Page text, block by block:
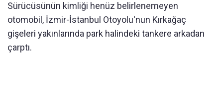
Sürücüsünün kimliği henüz belirlenemeyen
otomobil, İzmir-İstanbul Otoyolu'nun Kırkağaç
gişeleri yakınlarında park halindeki tankere arkadan
çarptı.